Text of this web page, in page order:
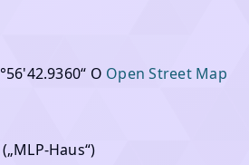
O Open Street Map
Haus“)